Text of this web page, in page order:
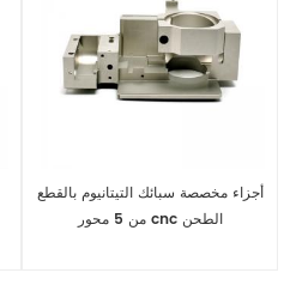
أجزاء مخصصة سبائك التيتانيوم بالقطع
من 5 محور cnc الطحن